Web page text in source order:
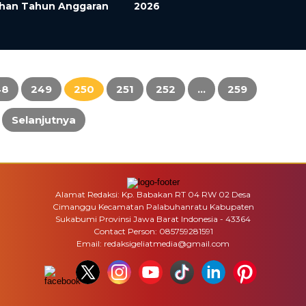
Tahun Anggaran
2026
249 250 251 252 … 259
Selanjutnya
Alamat Redaksi: Kp. Babakan RT 04 RW 02 Desa
Cimanggu Kecamatan Palabuhanratu Kabupaten
Sukabumi Provinsi Jawa Barat Indonesia - 43364
Contact Person: 085759281591
Email: redaksigeliatmedia@gmail.com